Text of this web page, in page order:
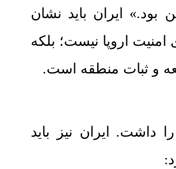
بود.» ایران باید نشان
اروپا نیست؛ بلکه
و ثبات منطقه است.
داشت. ایران نیز باید